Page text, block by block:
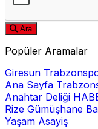
Ara
Popüler Aramalar
Giresun
Ana Sayfa
Anahtar Deliği
Rize Gümüşhane
Yaşam Asayiş